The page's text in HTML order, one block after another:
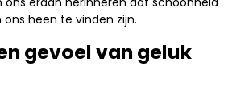
heen te vinden zijn.
gevoel van geluk